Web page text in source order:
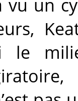
vu un
le